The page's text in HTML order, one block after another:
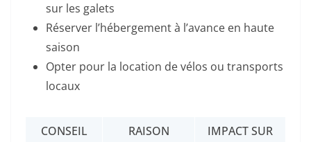
sur les galets
Réserver l’hébergement à l’avance en haute
saison
Opter pour la location de vélos ou transports
locaux
CONSEIL
RAISON
IMPACT SUR